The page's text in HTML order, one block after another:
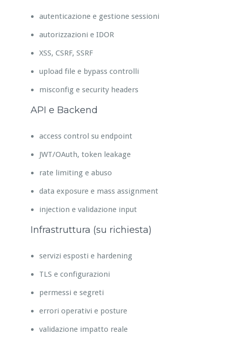
autenticazione e gestione sessioni
autorizzazioni e IDOR
XSS, CSRF, SSRF
upload file e bypass controlli
misconfig e security headers
API e Backend
access control su endpoint
JWT/OAuth, token leakage
rate limiting e abuso
data exposure e mass assignment
injection e validazione input
Infrastruttura (su richiesta)
servizi esposti e hardening
TLS e configurazioni
permessi e segreti
errori operativi e posture
validazione impatto reale